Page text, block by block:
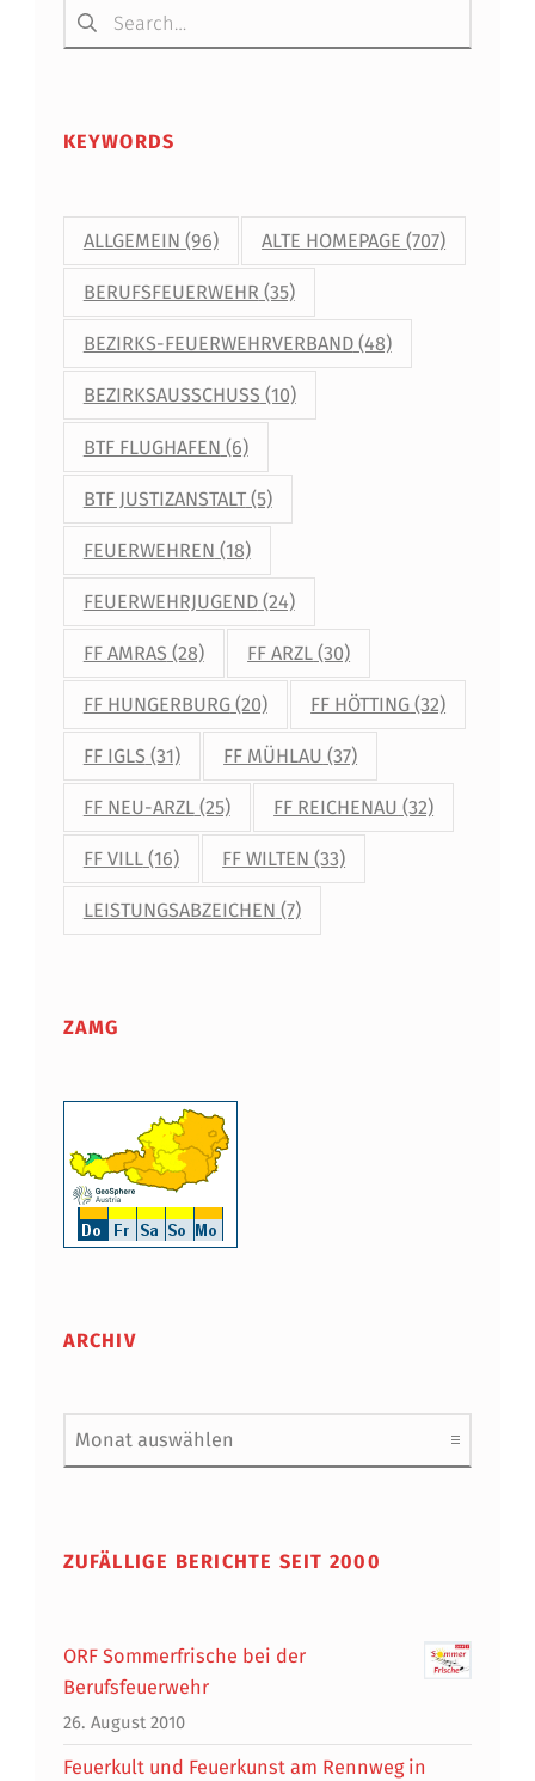
KEYWORDS
ALLGEMEIN (96) ALTE HOMEPAGE (707)
BERUFSFEUERWEHR (35)
BEZIRKS-FEUERWEHRVERBAND(48)
BEZIRKSAUSSCHUSS (10)
BTF FLUGHAFEN (6)
BTF JUSTIZANSTALT(5)
FEUERWEHREN (18)
FEUERWEHRJUGEND(24)
FF AMRAS (28) FF ARZL (30)
FF HUNGERBURG(20) FF HÖTTING (32)
FF IGLS (31) FF MÜHLAU (37)
FF NEU-ARZL(25) FF REICHENAU (32)
FF VILL(16) FF WILTEN (33)
LEISTUNGSABZEICHEN (7)
ZAMG
ARCHIV
Archiv
ZUFÄLLIGE BERICHTE SEIT 2000
ORF Sommerfrische bei der
Berufsfeuerwehr
26. August 2010
Feuerkult und Feuerkunst am Rennweg in